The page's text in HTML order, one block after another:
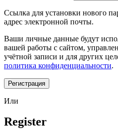
Ссылка для установки нового
адрес электронной почты.
Ваши личные данные будут
вашей работы с сайтом,
учётной записи и для других
политика конфиденциальности.
Регистрация
Или
Register